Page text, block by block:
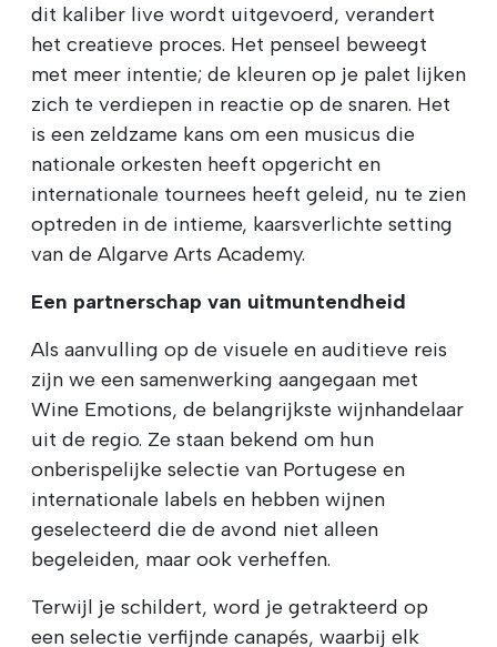
dit kaliber live wordt uitgevoerd, verandert
het creatieve proces. Het penseel beweegt
met meer intentie; de kleuren op je palet lijken
zich te verdiepen in reactie op de snaren. Het
is een zeldzame kans om een musicus die
nationale orkesten heeft opgericht en
internationale tournees heeft geleid, nu te zien
optreden in de intieme, kaarsverlichte setting
van de Algarve Arts Academy.
Een partnerschap van uitmuntendheid
Als aanvulling op de visuele en auditieve reis
zijn we een samenwerking aangegaan met
Wine Emotions, de belangrijkste wijnhandelaar
uit de regio. Ze staan bekend om hun
onberispelijke selectie van Portugese en
internationale labels en hebben wijnen
geselecteerd die de avond niet alleen
begeleiden, maar ook verheffen.
Terwijl je schildert, word je getrakteerd op
een selectie verfijnde canapés, waarbij elk